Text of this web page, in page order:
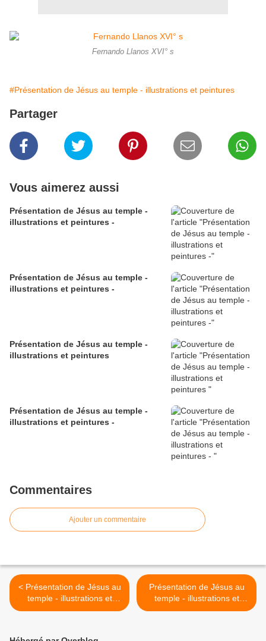
Fernando Llanos XVI° s
#Présentation de Jésus au temple - illustrations et peintures
Partager
Vous aimerez aussi
Présentation de Jésus au temple -
illustrations et peintures -
Présentation de Jésus au temple -
illustrations et peintures -
Présentation de Jésus au temple -
illustrations et peintures
Présentation de Jésus au temple -
illustrations et peintures -
Commentaires
Ajouter un commentaire
< Présentation de Jésus au
temple - illustrations et
peintures - Sébastien
Présentation de Jésus au
temple - illustrations et
peintures - >